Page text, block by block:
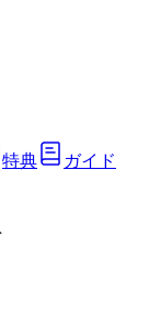
特典 ガイド